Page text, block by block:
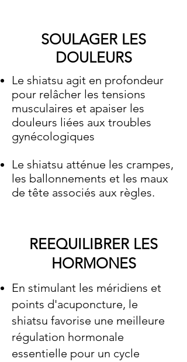
SOULAGER LES
DOULEURS
Le shiatsu agit en profondeur
pour relâcher les tensions
musculaires et apaiser les
douleurs liées aux troubles
gynécologiques
Le shiatsu atténue les crampes,
les ballonnements et les maux
de tête associés aux règles.
REEQUILIBRER LES
HORMONES
En stimulant les méridiens et
points d'acuponcture, le
shiatsu favorise une meilleure
régulation hormonale
essentielle pour un cycle